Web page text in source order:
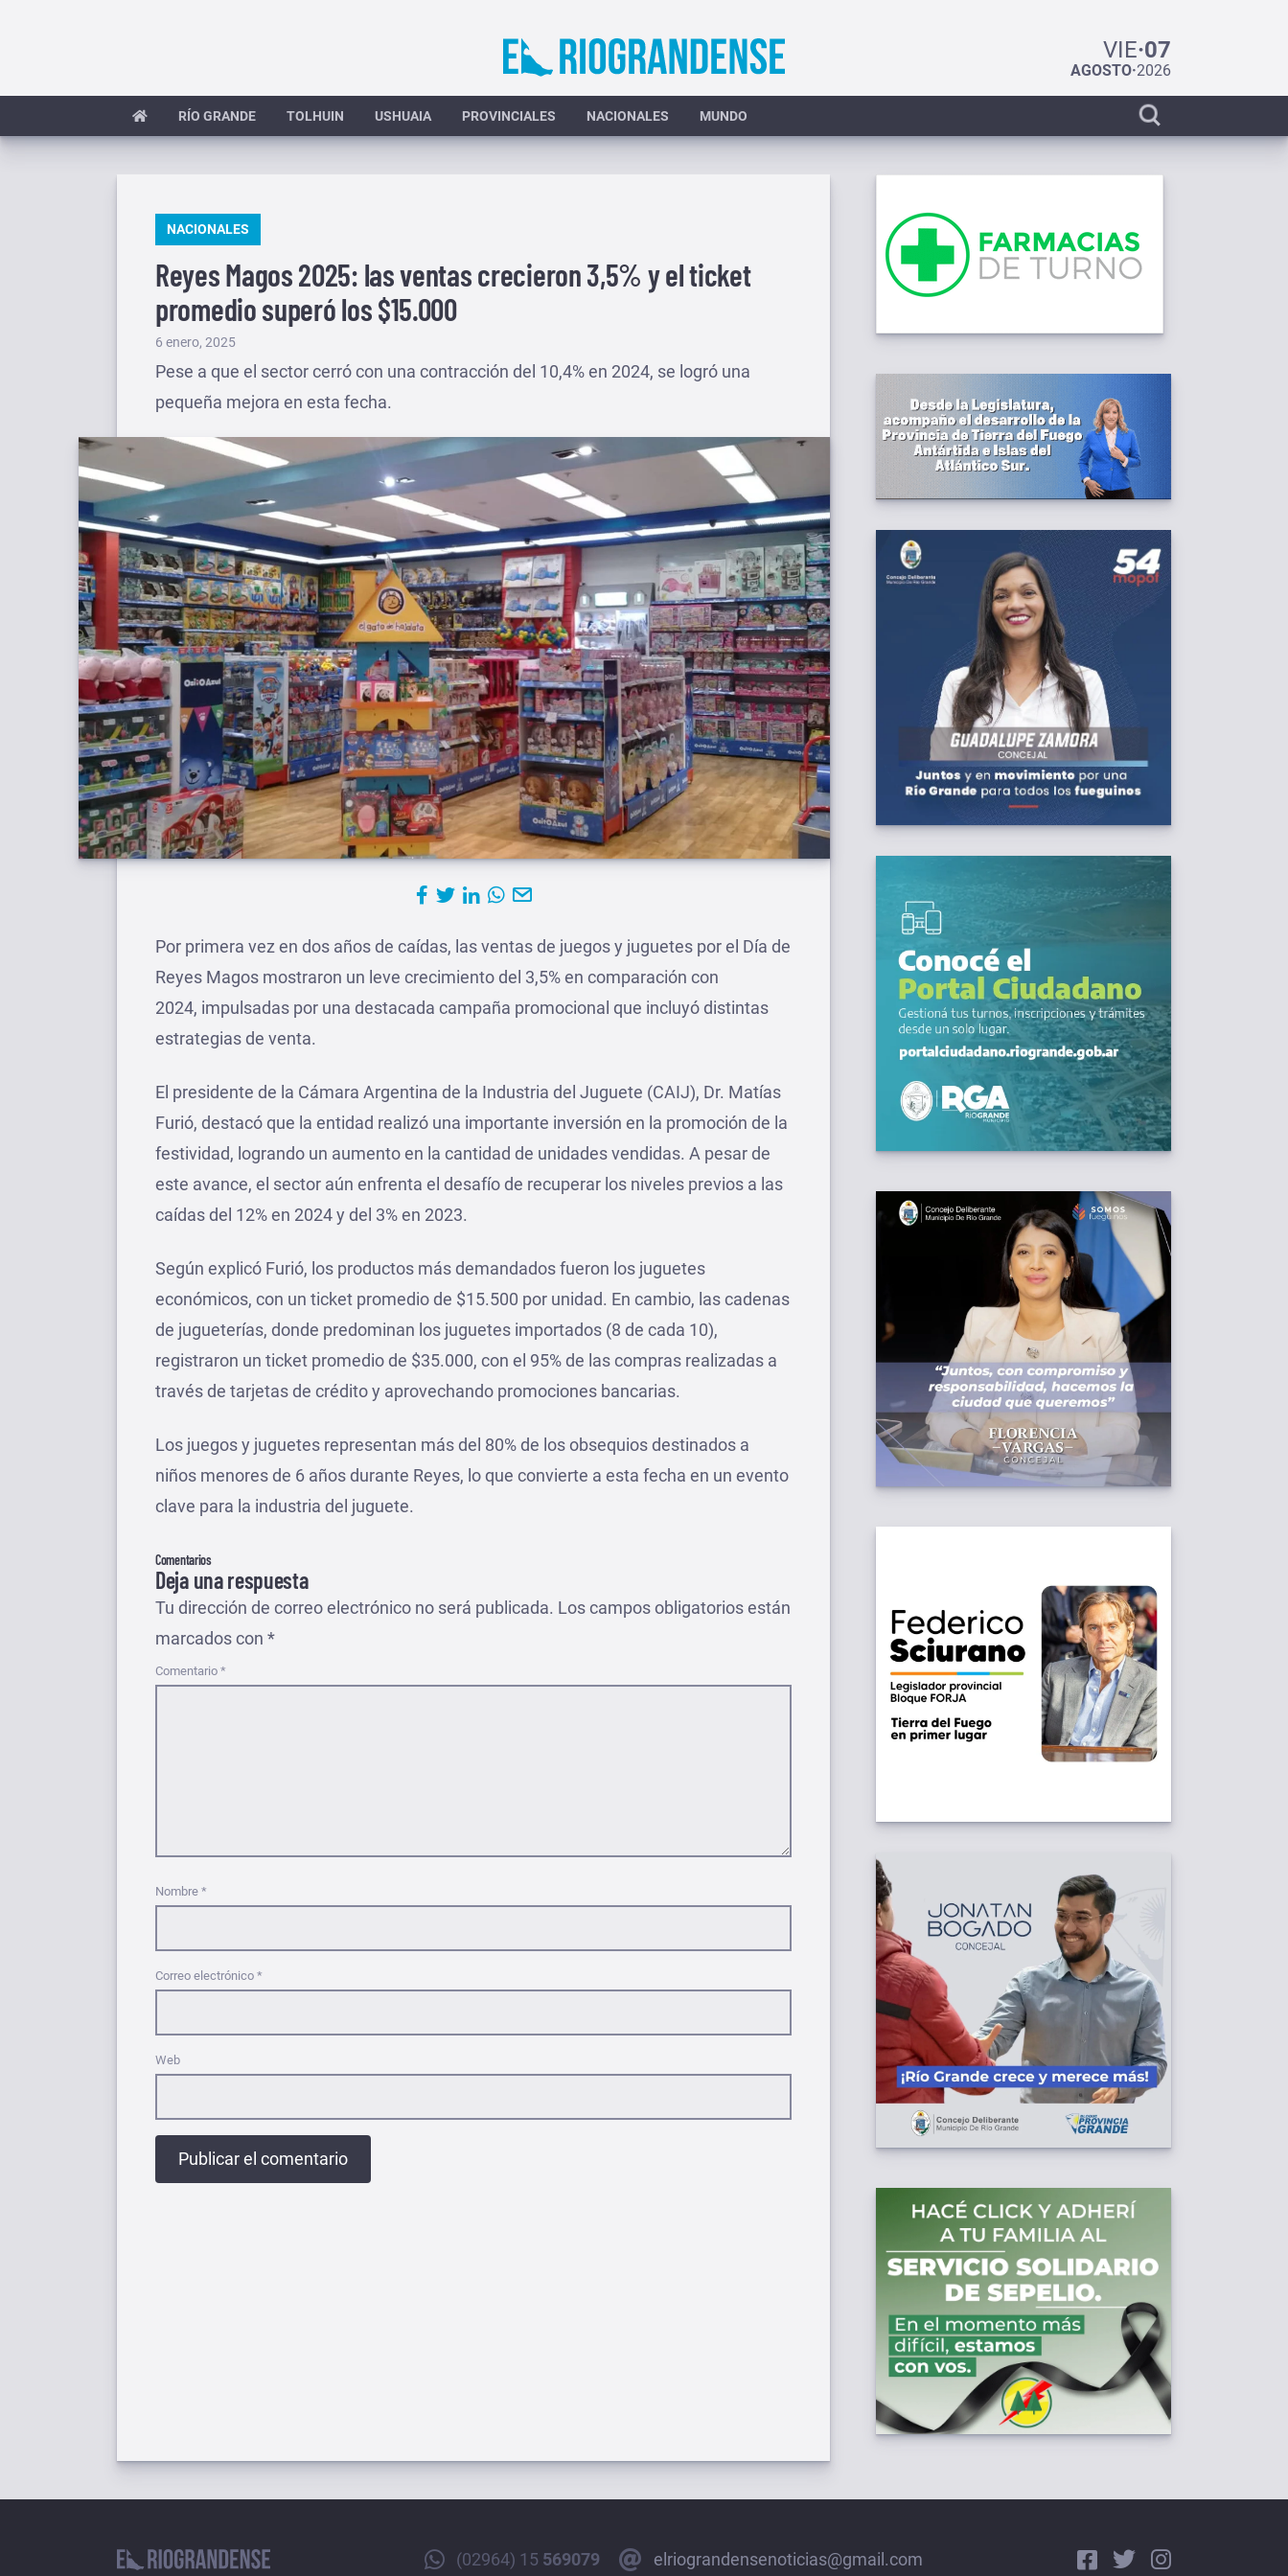
VIE·07
AGOSTO·2026
RÍO GRANDE TOLHUIN USHUAIA PROVINCIALES NACIONALES MUNDO
Display
search
PUBLICADO
NACIONALES
Reyes Magos 2025: las ventas crecieron 3,5% y el ticket
promedio superó los $15.000
Publicado
el
6 enero, 2025
Pese a que el sector cerró con una contracción del 10,4% en 2024, se logró una
pequeña mejora en esta fecha.
Por primera vez en dos años de caídas, las ventas de juegos y juguetes por el Día de
Reyes Magos mostraron un leve crecimiento del 3,5% en comparación con
2024, impulsadas por una destacada campaña promocional que incluyó distintas
estrategias de venta.
El presidente de la Cámara Argentina de la Industria del Juguete (CAIJ), Dr. Matías
Furió, destacó que la entidad realizó una importante inversión en la promoción de la
festividad, logrando un aumento en la cantidad de unidades vendidas. A pesar de
este avance, el sector aún enfrenta el desafío de recuperar los niveles previos a las
caídas del 12% en 2024 y del 3% en 2023.
Según explicó Furió, los productos más demandados fueron los juguetes
económicos, con un ticket promedio de $15.500 por unidad. En cambio, las cadenas
de jugueterías, donde predominan los juguetes importados (8 de cada 10),
registraron un ticket promedio de $35.000, con el 95% de las compras realizadas a
través de tarjetas de crédito y aprovechando promociones bancarias.
Los juegos y juguetes representan más del 80% de los obsequios destinados a
niños menores de 6 años durante Reyes, lo que convierte a esta fecha en un evento
clave para la industria del juguete.
Comentarios
Deja una respuesta
Tu dirección de correo electrónico no será publicada. Los campos obligatorios están
marcados con *
Comentario *
Nombre *
Correo electrónico *
Web
(02964) 15 569079 elriograndensenoticias@gmail.com